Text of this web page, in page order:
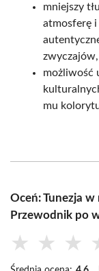
mniejszy
atmosferę i
zwyczajów,
możliwość
mu
Oceń: Tunezja
Przewodnik po
★ ★ ★